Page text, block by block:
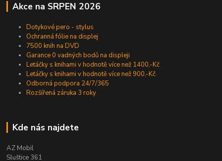
Akce na SRPEN 2026
Dotykové pero - stylus
Ochranná fólie na displej
7500 knih na DVD
Garance 0 vadných bodů na displeji
Letáčky s knihami v hodnotě více než 1400,-Kč
Letáčky s knihami v hodnotě více než 900,-Kč
Odborná podpora 24/7/365
Rozšířená záruka 3 roky
Kde nás najdete
AZ Mobil
Sluštice 361